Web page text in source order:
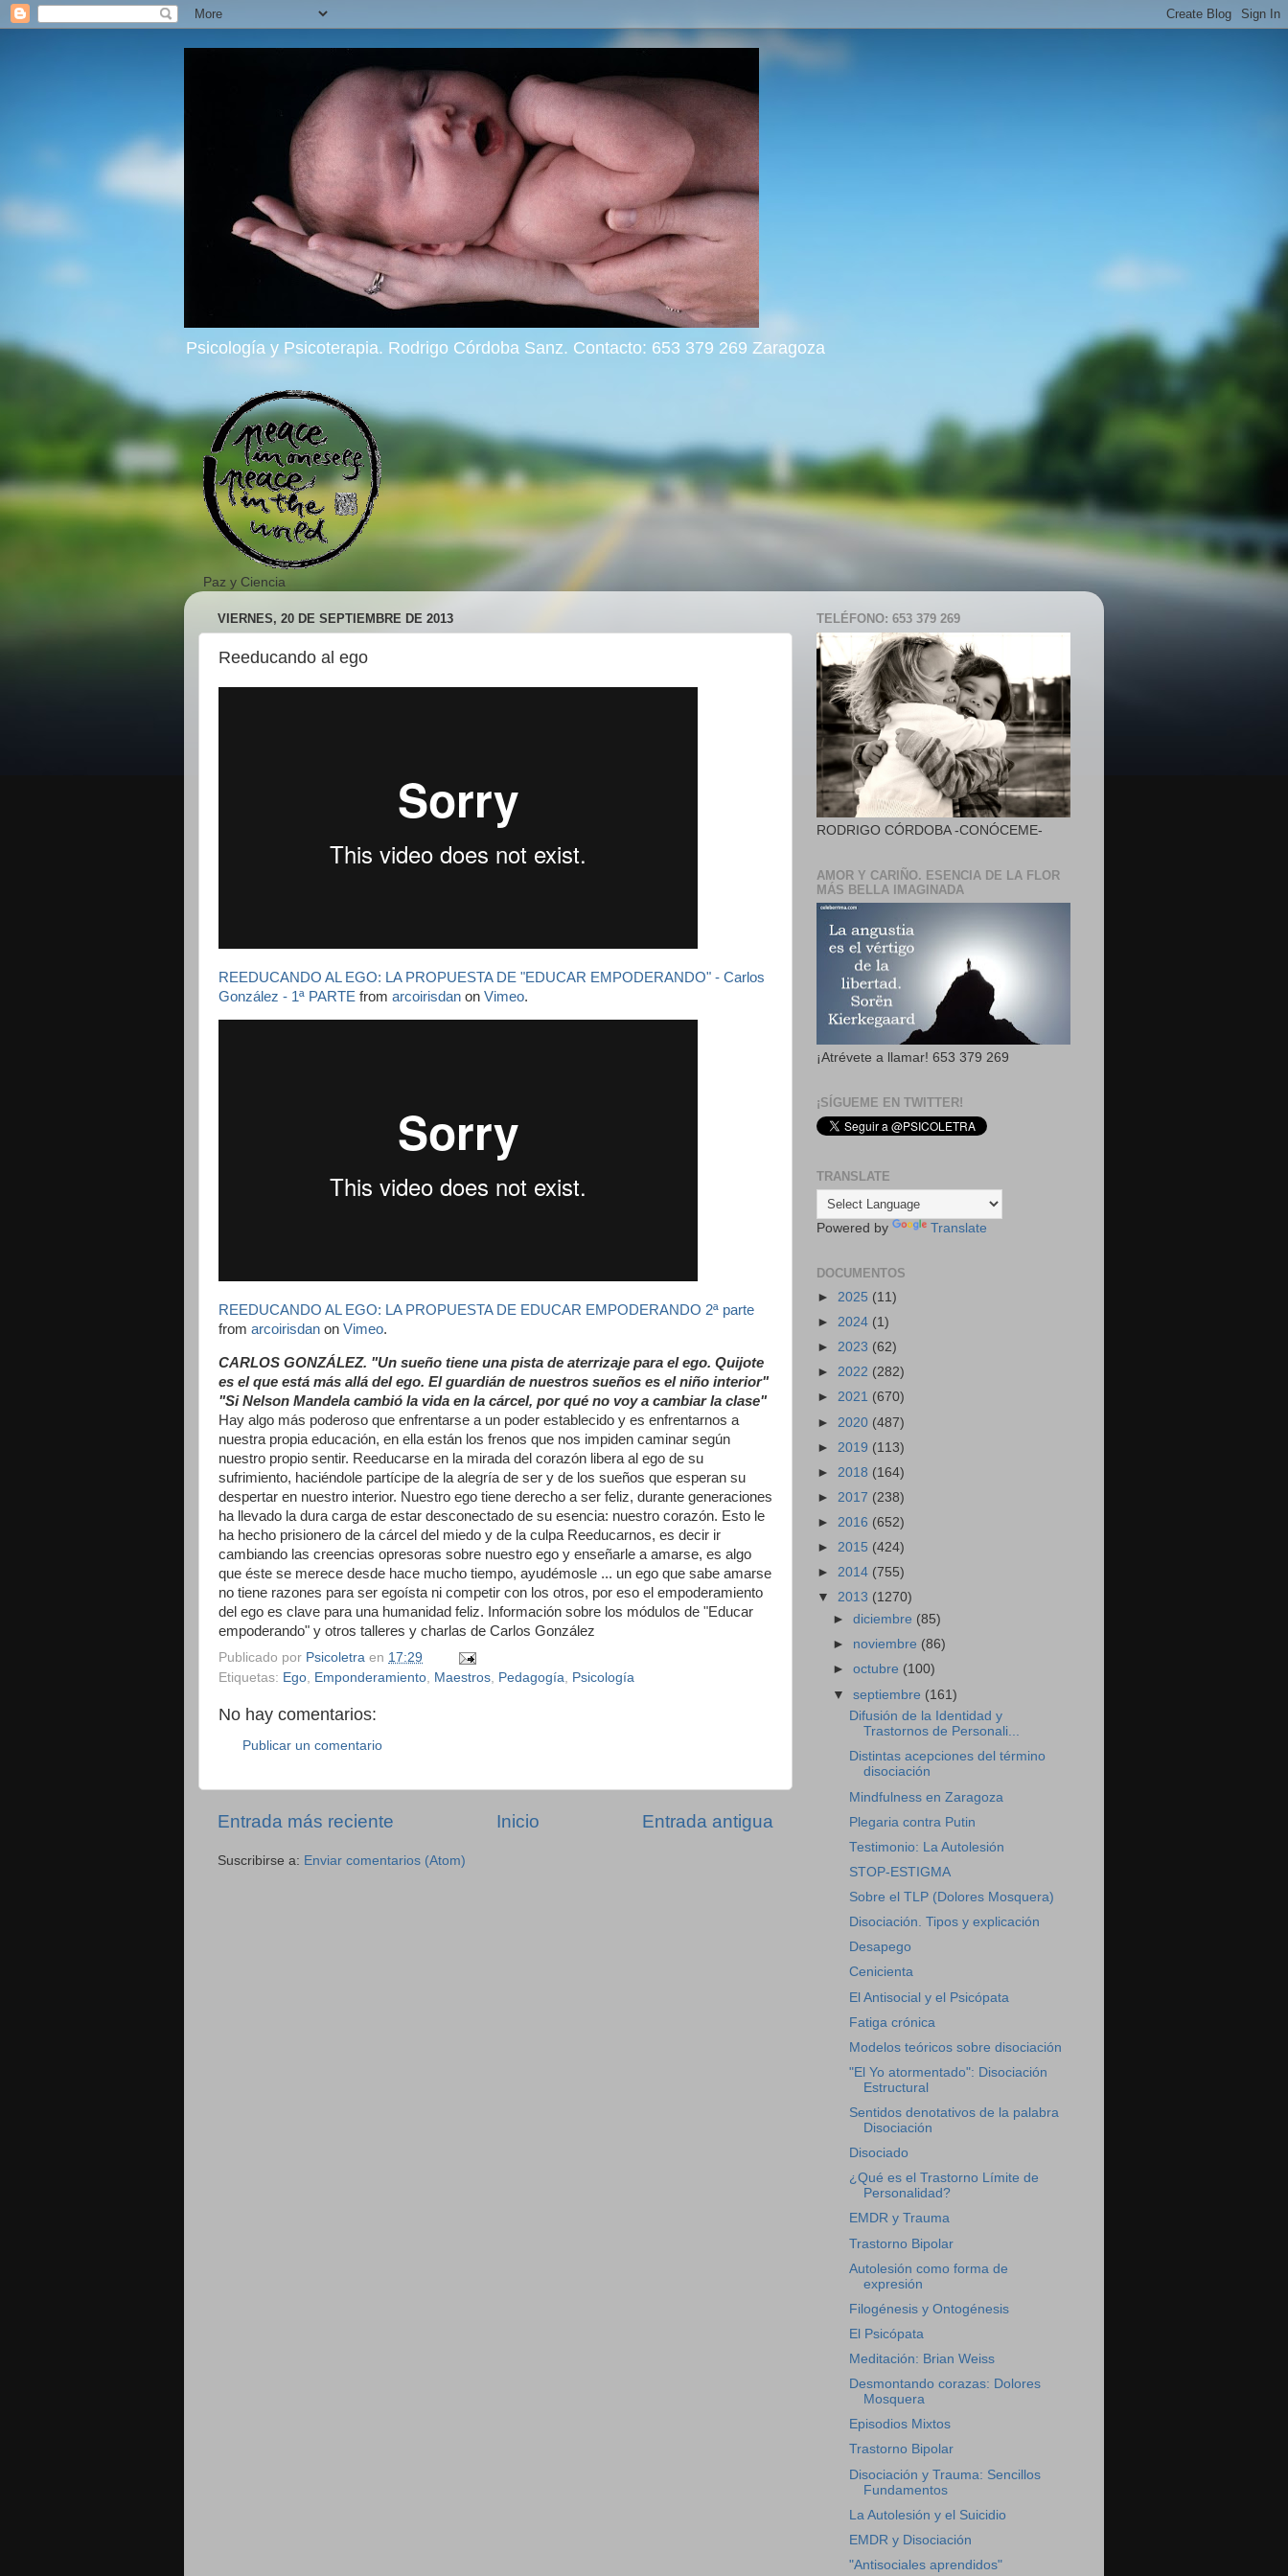
Psicología y Psicoterapia. Rodrigo Córdoba Sanz. Contacto: 653 379 269 Zaragoza
Paz y Ciencia
VIERNES, 20 DE SEPTIEMBRE DE 2013
Reeducando al ego
REEDUCANDO AL EGO: LA PROPUESTA DE "EDUCAR EMPODERANDO" - Carlos
González - 1ª PARTE from arcoirisdan on Vimeo.
REEDUCANDO AL EGO: LA PROPUESTA DE EDUCAR EMPODERANDO 2ª parte
from arcoirisdan on Vimeo.
CARLOS GONZÁLEZ. "Un sueño tiene una pista de aterrizaje para el ego. Quijote
es el que está más allá del ego. El guardián de nuestros sueños es el niño interior"
"Si Nelson Mandela cambió la vida en la cárcel, por qué no voy a cambiar la clase"
Hay algo más poderoso que enfrentarse a un poder establecido y es enfrentarnos a
nuestra propia educación, en ella están los frenos que nos impiden caminar según
nuestro propio sentir. Reeducarse en la mirada del corazón libera al ego de su
sufrimiento, haciéndole partícipe de la alegría de ser y de los sueños que esperan su
despertar en nuestro interior. Nuestro ego tiene derecho a ser feliz, durante generaciones
ha llevado la dura carga de estar desconectado de su esencia: nuestro corazón. Esto le
ha hecho prisionero de la cárcel del miedo y de la culpa Reeducarnos, es decir ir
cambiando las creencias opresoras sobre nuestro ego y enseñarle a amarse, es algo
que éste se merece desde hace mucho tiempo, ayudémosle ... un ego que sabe amarse
no tiene razones para ser egoísta ni competir con los otros, por eso el empoderamiento
del ego es clave para una humanidad feliz. Información sobre los módulos de "Educar
empoderando" y otros talleres y charlas de Carlos González
Publicado por Psicoletra en 17:29
Etiquetas: Ego Emponderamiento Maestros Pedagogía Psicología
No hay comentarios:
Publicar un comentario
Entrada más reciente Entrada antigua
Inicio
Suscribirse a: Enviar comentarios (Atom)
TELÉFONO: 653 379 269
RODRIGO CÓRDOBA -CONÓCEME-
AMOR Y CARIÑO. ESENCIA DE LA FLOR
MÁS BELLA IMAGINADA
¡Atrévete a llamar! 653 379 269
¡SÍGUEME EN TWITTER!
TRANSLATE
Powered by Translate
DOCUMENTOS
► 2025 (11)
► 2024 (1)
► 2023 (62)
► 2022 (282)
► 2021 (670)
► 2020 (487)
► 2019 (113)
► 2018 (164)
► 2017 (238)
► 2016 (652)
► 2015 (424)
► 2014 (755)
▼ 2013 (1270)
►diciembre (85)
► noviembre (86)
►octubre (100)
▼septiembre (161)
Difusión de la Identidad y
Trastornos de Personali...
Distintas acepciones del término
disociación
Mindfulness en Zaragoza
Plegaria contra Putin
Testimonio: La Autolesión
STOP-ESTIGMA
Sobre el TLP (Dolores Mosquera)
Disociación. Tipos y explicación
Desapego
Cenicienta
El Antisocial y el Psicópata
Fatiga crónica
Modelos teóricos sobre disociación
"El Yo atormentado": Disociación
Estructural
Sentidos denotativos de la palabra
Disociación
Disociado
¿Qué es el Trastorno Límite de
Personalidad?
EMDR y Trauma
Trastorno Bipolar
Autolesión como forma de
expresión
Filogénesis y Ontogénesis
El Psicópata
Meditación: Brian Weiss
Desmontando corazas: Dolores
Mosquera
Episodios Mixtos
Trastorno Bipolar
Disociación y Trauma: Sencillos
Fundamentos
La Autolesión y el Suicidio
EMDR y Disociación
"Antisociales aprendidos"